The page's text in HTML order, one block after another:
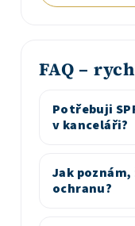
FAQ –
Potřebuji
v kanceláři?
Jak poznám,
ochranu?